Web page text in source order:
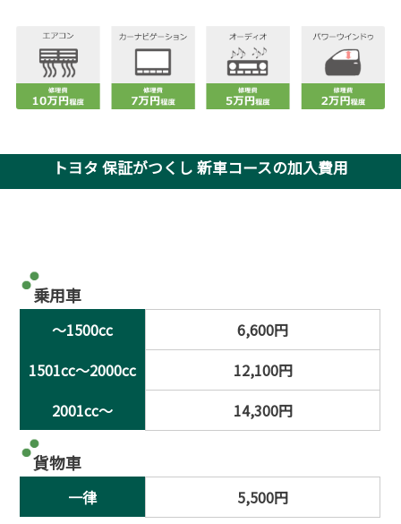
トヨタ 保証がつくし 新車コースの加入費用
乗用車
～1500cc
6,600円
1501cc～2000cc
12,100円
2001cc～
14,300円
貨物車
一律 5,500円